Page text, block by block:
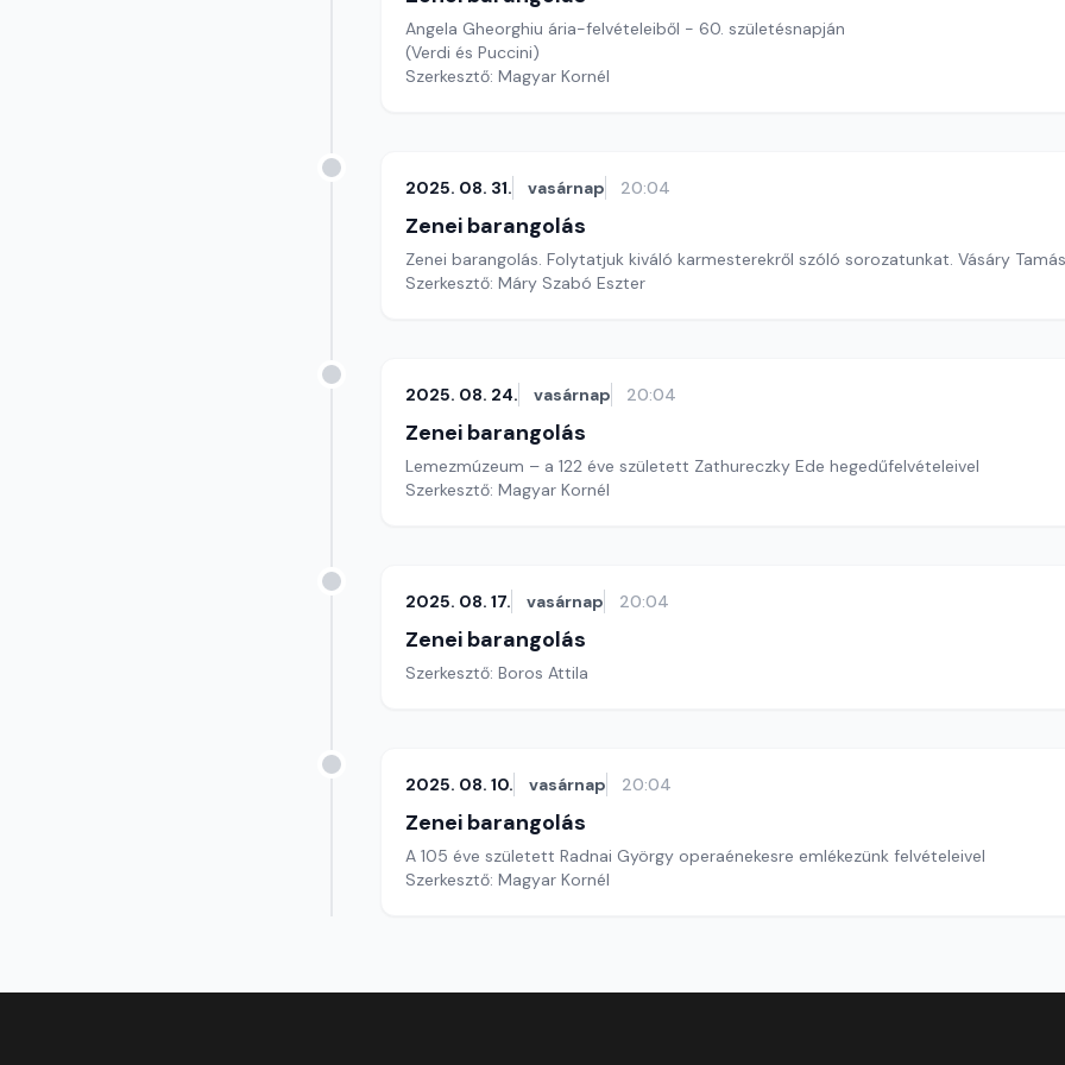
Angela Gheorghiu ária-felvételeiből - 60. születésnapján
(Verdi és Puccini)
Szerkesztő: Magyar Kornél
2025. 08. 31. vasárnap 20:04
Zenei barangolás
Zenei barangolás. Folytatjuk kiváló karmesterekről szóló sorozatunkat. Vásáry
Szerkesztő: Máry Szabó Eszter
2025. 08. 24. vasárnap 20:04
Zenei barangolás
Lemezmúzeum – a 122 éve született Zathureczky Ede hegedűfelvételeivel
Szerkesztő: Magyar Kornél
2025. 08. 17. vasárnap 20:04
Zenei barangolás
Szerkesztő: Boros Attila
2025. 08. 10. vasárnap 20:04
Zenei barangolás
A 105 éve született Radnai György operaénekesre emlékezünk felvételeivel
Szerkesztő: Magyar Kornél